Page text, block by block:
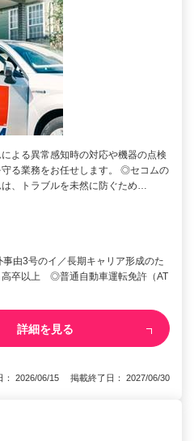
よる異常感知時の対応や機器の点検
る業務をお任せします。 ◎セコムの
、トラブルを未然に防ぐため…
由3号のイ／長期キャリア形成のた
高卒以上 ◎普通自動車運転免許（AT
詳細を見る
： 2026/06/15 掲載終了日： 2027/06/30